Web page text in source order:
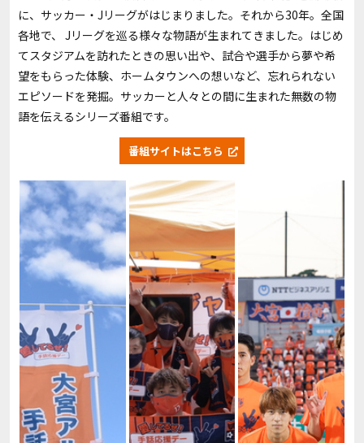
に、サッカー・Jリーグがはじまりました。それから30年。全国
各地で、 Jリーグを巡る様々な物語が生まれてきました。はじめ
てスタジアムを訪れたときの思い出や、試合や選手から夢や希
望をもらった体験、ホームタウンへの想いなど、忘れられない
エピソードを発掘。サッカーと人々との間に生まれた無数の物
語を伝えるシリーズ番組です。
番組サイトはこちら